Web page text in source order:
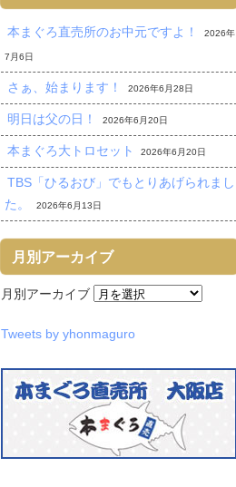
本まぐろ直売所のお中元ですよ！ 2026年
7月6日
さぁ、始まります！ 2026年6月28日
明日は父の日！ 2026年6月20日
本まぐろ大トロセット 2026年6月20日
TBS「ひるおび」でもとりあげられまし
た。
2026年6月13日
月別アーカイブ
月別アーカイブ
Tweets by yhonmaguro